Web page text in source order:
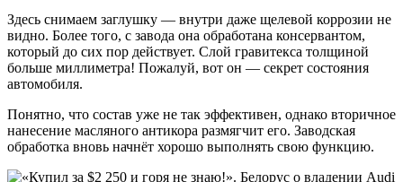
Здесь снимаем заглушку — внутри даже щелевой коррозии не
видно. Более того, с завода она обработана консервантом,
который до сих пор действует. Слой гравитекса толщиной
больше миллиметра! Пожалуй, вот он — секрет состояния
автомобиля.
Понятно, что состав уже не так эффективен, однако вторичное
нанесение масляного антикора размягчит его. Заводская
обработка вновь начнёт хорошо выполнять свою функцию.